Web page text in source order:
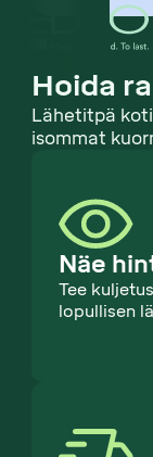
Hoida
Lähetitpä
isommat
Näe
Tee
lopullisen